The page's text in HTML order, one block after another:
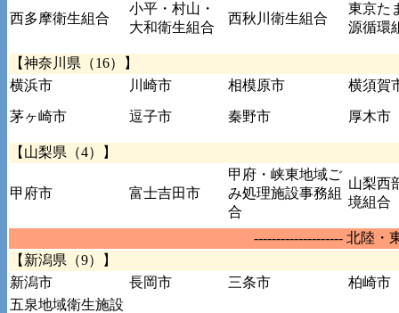
西多摩衛生組合
小平・村山・
大和衛生組合
西秋川衛生組合
東京た
源循環
【神奈川県（16）】
横浜市
川崎市 相模原市 横須賀
茅ヶ崎市 逗子市 秦野市 厚木市
【山梨県（4）】
甲府市 富士吉田市
甲府・峡東地域ご
み処理施設事務組
合
山梨西
境組合
-------------------- 北陸・
【新潟県（9）】
新潟市
長岡市 三条市
柏崎市
五泉地域衛生施設